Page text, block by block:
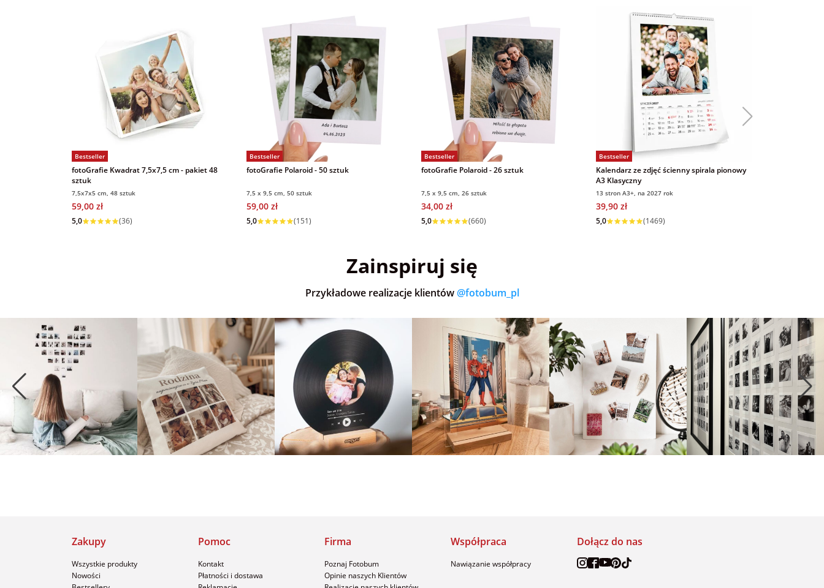
Bestseller
fotoGrafie Kwadrat 7,5x7,5 cm - pakiet 48
sztuk
7,5x7x5 cm, 48 sztuk
59,00 zł
Wysyłka w 1 dzień
Bestseller
fotoGrafie Polaroid - 50 sztuk
7,5 x 9,5 cm, 50 sztuk
59,00 zł
Wysyłka w 1 dzień
Bestseller
fotoGrafie Polaroid - 26 sztuk
7,5 x 9,5 cm, 26 sztuk
34,00 zł
Wysyłka w 1 dzień
Bestseller
Kalendarz ze zdjęć ścienny spirala pionowy
A3 Klasyczny
13 stron A3+, na 2027 rok
39,90 zł
Wysyłka w 1 dzień
Zainspiruj się
Przykładowe realizacje klientów @fotobum_pl
Dołącz do nas
Zakupy
Wszystkie produkty
Nowości
Pomoc
Kontakt
Płatności i dostawa
Firma
Poznaj Fotobum
Opinie naszych Klientów
Współpraca
Nawiązanie współpracy